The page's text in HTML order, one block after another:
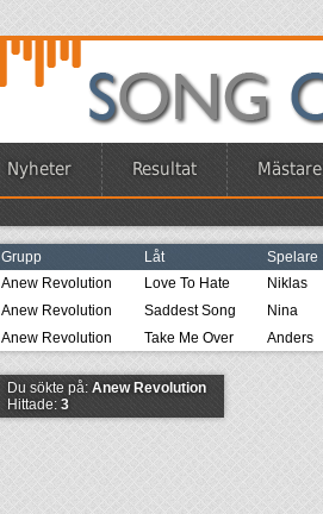
Nyheter Resultat Mästare
Grupp Låt Spelare
Anew Revolution
Love To Hate Niklas
Anew Revolution
Saddest Song Nina
Anew Revolution
Take Me Over Anders
Du sökte på: Anew Revolution
Hittade: 3